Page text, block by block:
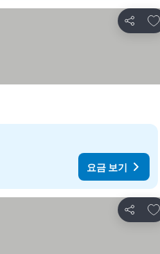
공유
즐
요금 보기
공유
즐